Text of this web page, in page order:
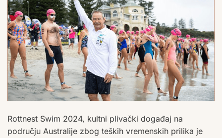
Rottnest Swim 2024, kultni plivački događaj na
području Australije zbog teških vremenskih prilika je